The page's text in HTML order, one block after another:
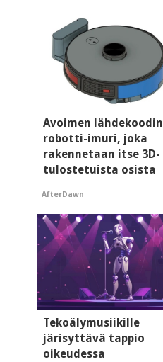
Avoimen lähdekoodin
robotti-imuri, joka
rakennetaan itse 3D-
tulostetuista osista
AfterDawn
Tekoälymusiikille
järisyttävä tappio
oikeudessa